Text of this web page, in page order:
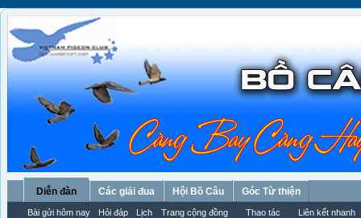
Diễn đàn
Bài gửi hôm nay Hỏi đáp Lịch Trang cộng đồng Thao tác Liên kết nhanh
Các giải đua Hội Bồ Câu Góc Từ thiện